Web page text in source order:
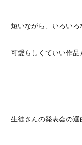
短いながら、いろいろ
可愛らしくていい作品
生徒さんの発表会の選